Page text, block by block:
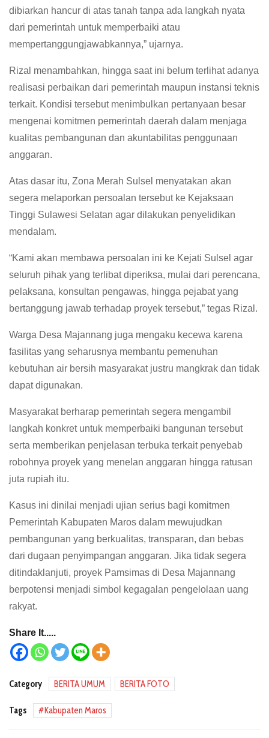
dibiarkan hancur di atas tanah tanpa ada langkah nyata
dari pemerintah untuk memperbaiki atau
mempertanggungjawabkannya,” ujarnya.
Rizal menambahkan, hingga saat ini belum terlihat adanya
realisasi perbaikan dari pemerintah maupun instansi teknis
terkait. Kondisi tersebut menimbulkan pertanyaan besar
mengenai komitmen pemerintah daerah dalam menjaga
kualitas pembangunan dan akuntabilitas penggunaan
anggaran.
Atas dasar itu, Zona Merah Sulsel menyatakan akan
segera melaporkan persoalan tersebut ke Kejaksaan
Tinggi Sulawesi Selatan agar dilakukan penyelidikan
mendalam.
“Kami akan membawa persoalan ini ke Kejati Sulsel agar
seluruh pihak yang terlibat diperiksa, mulai dari perencana,
pelaksana, konsultan pengawas, hingga pejabat yang
bertanggung jawab terhadap proyek tersebut,” tegas Rizal.
Warga Desa Majannang juga mengaku kecewa karena
fasilitas yang seharusnya membantu pemenuhan
kebutuhan air bersih masyarakat justru mangkrak dan tidak
dapat digunakan.
Masyarakat berharap pemerintah segera mengambil
langkah konkret untuk memperbaiki bangunan tersebut
serta memberikan penjelasan terbuka terkait penyebab
robohnya proyek yang menelan anggaran hingga ratusan
juta rupiah itu.
Kasus ini dinilai menjadi ujian serius bagi komitmen
Pemerintah Kabupaten Maros dalam mewujudkan
pembangunan yang berkualitas, transparan, dan bebas
dari dugaan penyimpangan anggaran. Jika tidak segera
ditindaklanjuti, proyek Pamsimas di Desa Majannang
berpotensi menjadi simbol kegagalan pengelolaan uang
rakyat.
Share It.....
Category BERITA UMUM BERITA FOTO
Tags Kabupaten Maros